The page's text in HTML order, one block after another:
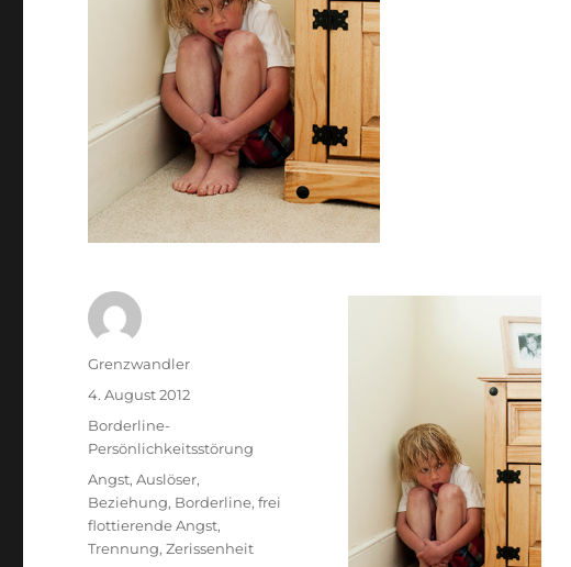
Autor
Grenzwandler
Veröffentlicht
4. August 2012
Kategorien
Borderline-
Persönlichkeitsstörung
Schlagwörter
Angst,Auslöser,
Beziehung, Borderline,frei
flottierende Angst,
Trennung,Zerissenheit